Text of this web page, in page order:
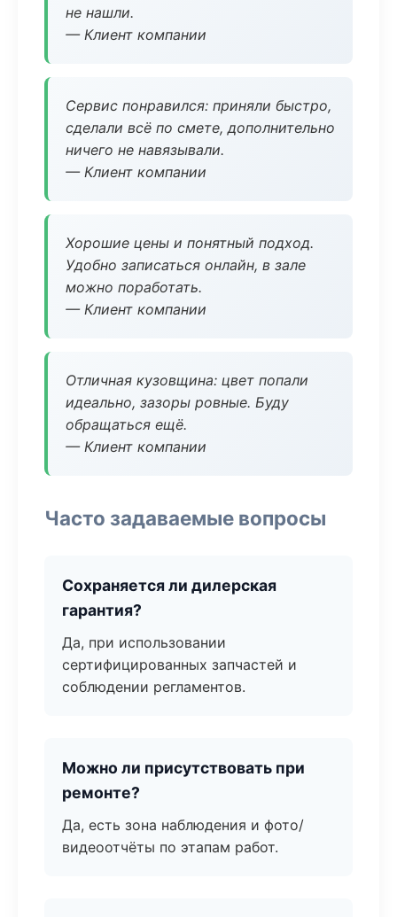
не нашли.
— Клиент компании
Сервис понравился: приняли быстро,
сделали всё по смете, дополнительно
ничего не навязывали.
— Клиент компании
Хорошие цены и понятный подход.
Удобно записаться онлайн, в зале
можно поработать.
— Клиент компании
Отличная кузовщина: цвет попали
идеально, зазоры ровные. Буду
обращаться ещё.
— Клиент компании
Часто задаваемые вопросы
Сохраняется ли дилерская
гарантия?
Да, при использовании
сертифицированных запчастей и
соблюдении регламентов.
Можно ли присутствовать при
ремонте?
Да, есть зона наблюдения и фото/
видеоотчёты по этапам работ.